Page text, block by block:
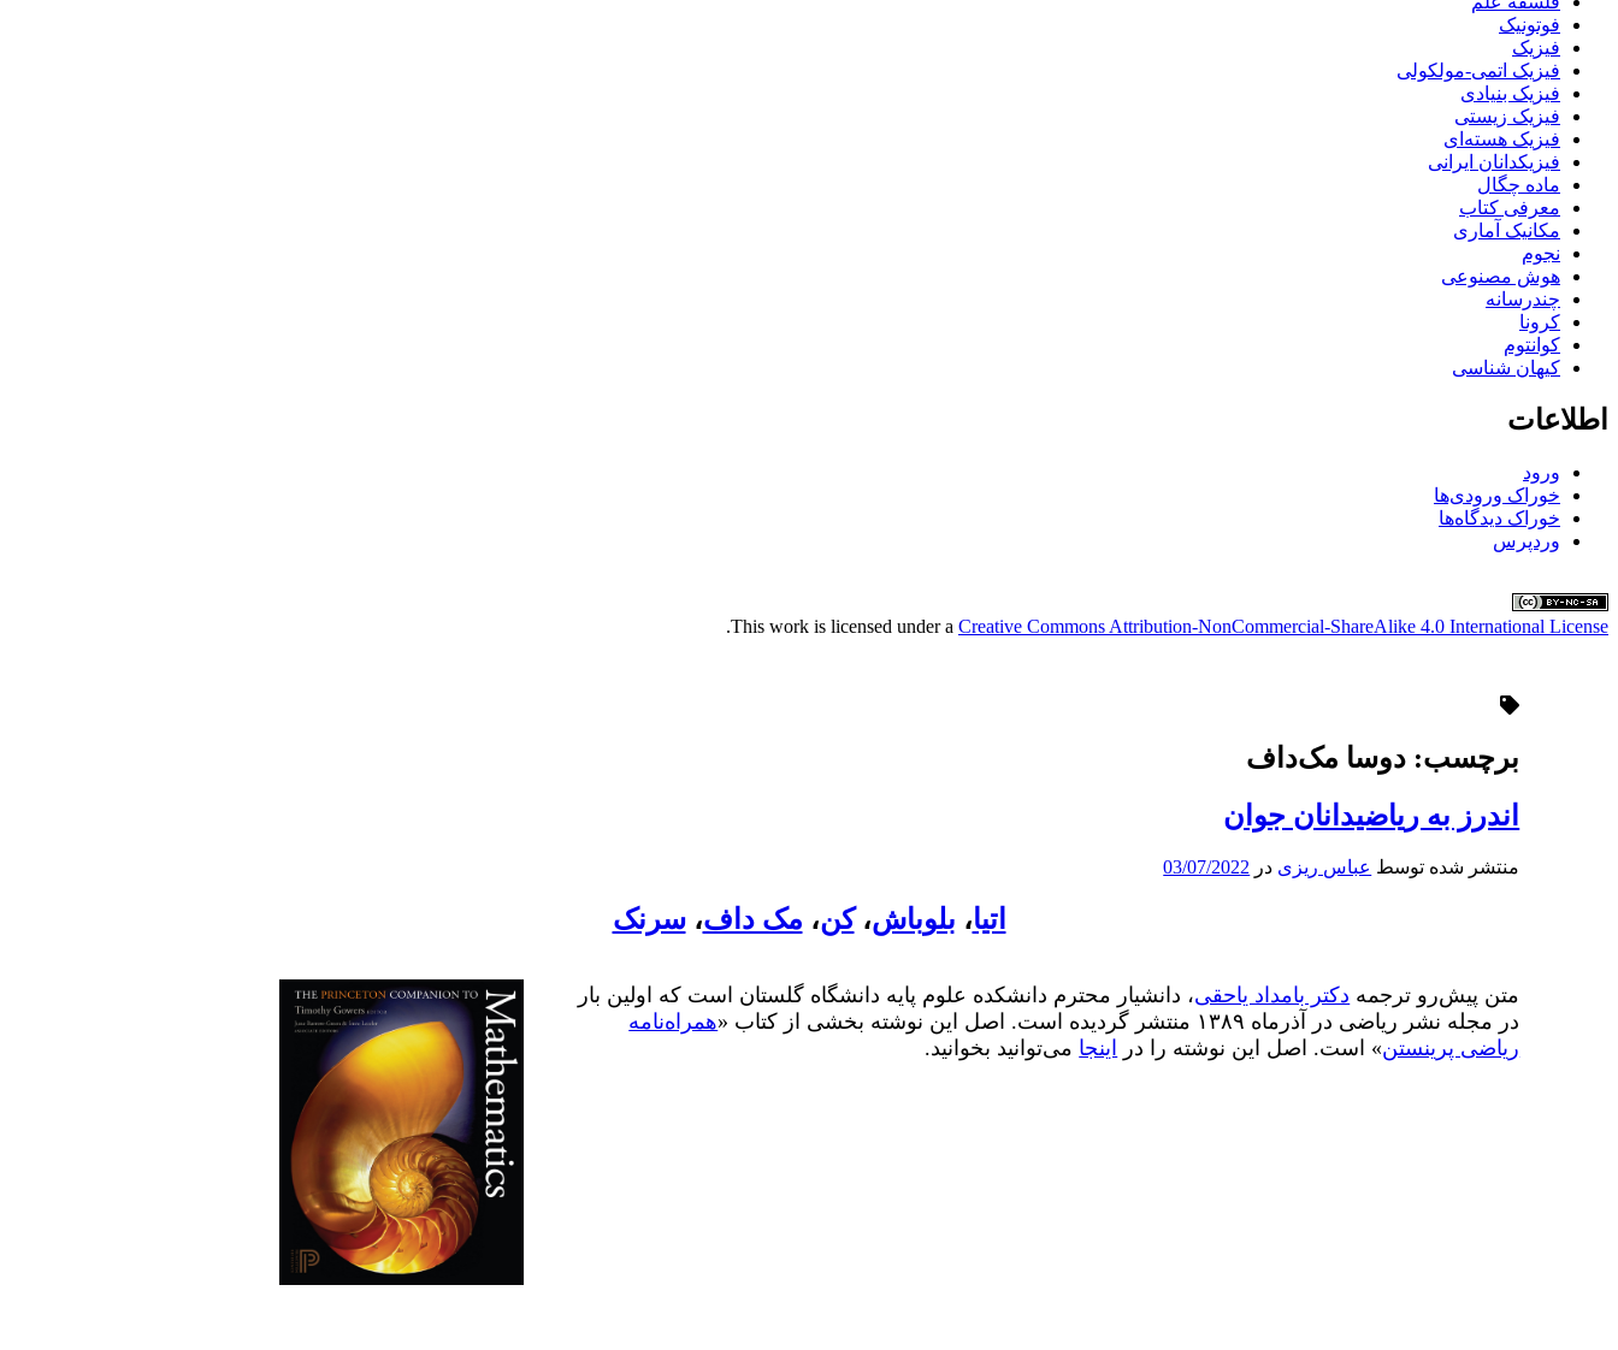
فوتونیک
فیزیک
فیزیک اتمی-مولکولی
فیزیک بنیادی
فیزیک زیستی
فیزیک هسته‌ای
فیزیکدانان ایرانی
ماده چگال
معرفی کتاب
مکانیک آماری
نجوم
هوش مصنوعی
چندرسانه
کرونا
کوانتوم
کیهان شناسی
اطلاعات
ورود
خوراک ورودی‌ها
خوراک دیدگاه‌ها
وردپرس
This work is licensed under a Creative Commons Attribution-NonCommercial-ShareAlike 4.0 International License
.
برچسب: دوسا مک‌داف
اندرز به ریاضیدانان جوان
منتشر شده توسط عباس ریزی در 03/07/2022
اتیا، بلوباش،کن، مک داف،سرنک
متن پیش‌رو ترجمه دکتر بامداد یاحقی، دانشیار محترم دانشکده علوم پایه دانشگاه گلستان است که اولین بار
در مجله نشر ریاضی در آذرماه ۱۳۸۹ منتشر گردیده است. اصل این نوشته بخشی از کتاب «
همراه‌نامه
ریاضی پرینستن» است. اصل این نوشته را در اینجا می‌توانید بخوانید.